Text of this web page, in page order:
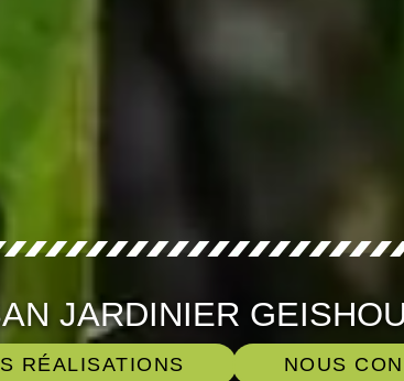
JARDINIER
RÉALISATIONS NOUS